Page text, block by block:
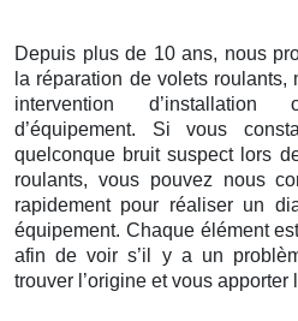
Depuis plus de 10 ans, nous
la réparation de volets
intervention
d’équipement. Si vous
quelconque bruit suspect lors
roulants, vous pouvez nous
rapidement pour réaliser un
équipement. Chaque élément
afin de voir s’il y a un
trouver l’origine et vous